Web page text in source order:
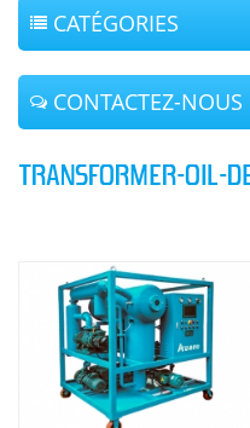
CATÉGORIES
CONTACTEZ-NOUS
TRANSFORMER-OIL-